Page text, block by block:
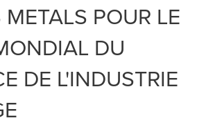
POUR LE
DU
DE L'INDUSTRIE